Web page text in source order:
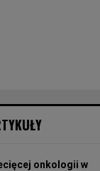
onkologii w